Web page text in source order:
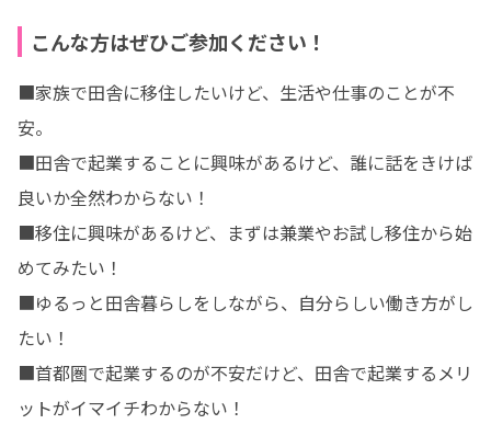
こんな方はぜひご参加ください！
■家族で田舎に移住したいけど、生活や仕事のことが不
安。
■田舎で起業することに興味があるけど、誰に話をきけば
良いか全然わからない！
■移住に興味があるけど、まずは兼業やお試し移住から始
めてみたい！
■ゆるっと田舎暮らしをしながら、自分らしい働き方がし
たい！
■首都圏で起業するのが不安だけど、田舎で起業するメリ
ットがイマイチわからない！